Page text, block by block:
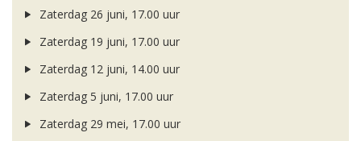
Zaterdag 26 juni, 17.00 uur
Zaterdag 19 juni, 17.00 uur
Zaterdag 12 juni, 14.00 uur
Zaterdag 5 juni, 17.00 uur
Zaterdag 29 mei, 17.00 uur